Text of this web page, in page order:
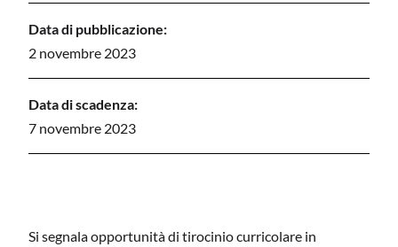
Data di pubblicazione:
2 novembre 2023
Data di scadenza:
7 novembre 2023
Si segnala opportunità di tirocinio curricolare in